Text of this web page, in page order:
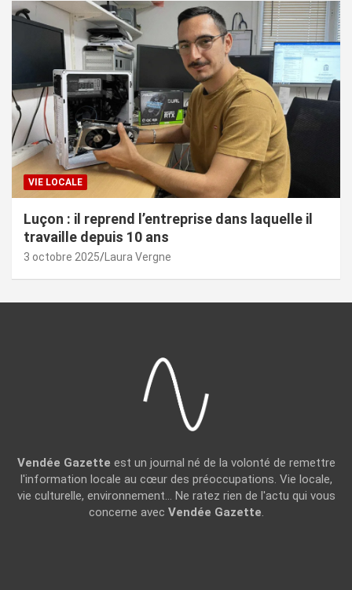
VIE LOCALE
Luçon : il reprend l’entreprise dans laquelle il
travaille depuis 10 ans
3 octobre 2025 Laura Vergne
Vendée Gazette est un journal né de la volonté de remettre
l'information locale au cœur des préoccupations. Vie locale,
vie culturelle, environnement... Ne ratez rien de l'actu qui vous
concerne avec Vendée Gazette.